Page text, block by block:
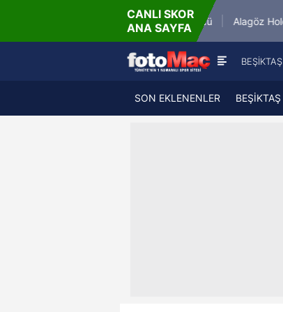
CANLI SKOR
ANA SAYFA
Keçiörengücü Alagöz Holding Iğdır FK
BEŞİKTAŞ
SON EKLENENLER BEŞİKTAŞ